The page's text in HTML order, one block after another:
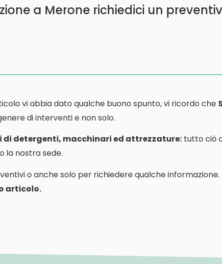
a Merone richiedici un
vi abbia dato qualche buono spunto, vi ricordo che
di interventi e non solo.
di detergenti, macchinari ed attrezzature: tutto ciò
la nostra sede.
o anche solo per richiedere qualche informazione.
articolo.